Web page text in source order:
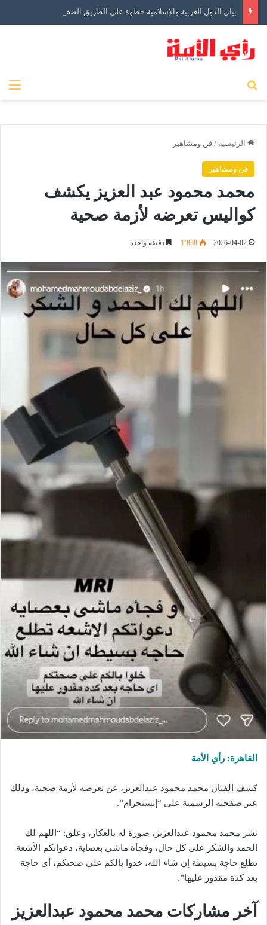
بيان الدول العربية والإسلامية خطوة على الطريق الصحيح ولكن…
الرئيسية / فن ومشاهير
فن ومشاهير
محمد محمود عبد العزيز يكشف
كواليس تعرضه لأزمة صحية
2026-04-02 1٬838 دقيقة واحدة
القاهرة: رأي الأمة
كشف الفنان محمد محمود عبدالعزيز، عن تعرضه لأزمة صحية، وذلك
عبر صفحته الرسمية على “إنستجرام”.
نشر محمد محمود عبدالعزيز، صورة له بالعكاز، وعلق: “اللهم لك
الحمد والشكر على كل حال، وفجأة ماشي بعصاية، دعواتكم الأشعة
تطلع حاجة بسيطة إن شاء الله، خدوا بالكم على صحتكم، أي حاجة
بعد كدة مقدور عليها”.
آخر مشاركات محمد محمود عبدالعزيز